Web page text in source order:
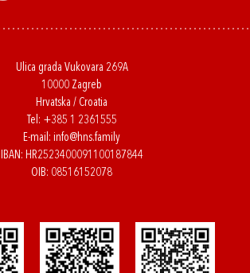
Ulica grada Vukovara 269A
10000 Zagreb
Hrvatska / Croatia
Tel: +385 1 2361555
E-mail: info@hns.family
IBAN: HR2523400091100187844
OIB: 08516152078